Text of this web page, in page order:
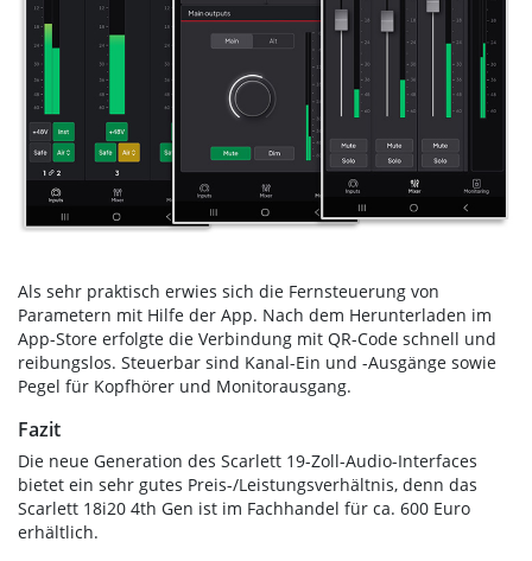
Als sehr praktisch erwies sich die Fernsteuerung von
Parametern mit Hilfe der App. Nach dem Herunterladen im
App-Store erfolgte die Verbindung mit QR-Code schnell und
reibungslos. Steuerbar sind Kanal-Ein und -Ausgänge sowie
Pegel für Kopfhörer und Monitorausgang.
Fazit
Die neue Generation des Scarlett 19-Zoll-Audio-Interfaces
bietet ein sehr gutes Preis-/Leistungsverhältnis, denn das
Scarlett 18i20 4th Gen ist im Fachhandel für ca. 600 Euro
erhältlich.